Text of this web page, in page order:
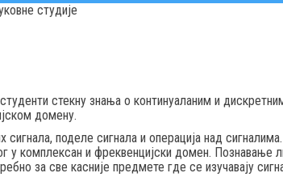
студије
стекну знања о континуаланим и
домену.
сигнала, поделe сигнала и операција над
у комплексан и фреквенцијски домен. Познавање
за све касније предмете где се изучавају